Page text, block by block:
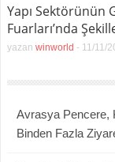
Yapı Sektörünün
Fuarları’nda
yazan winworld - 11/11/
Avrasya Pencere,
Binden Fazla